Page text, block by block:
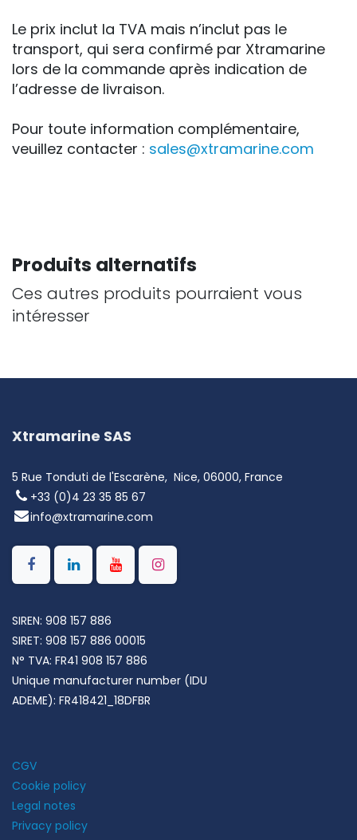
Le prix inclut la TVA mais n’inclut pas le
transport, qui sera confirmé par Xtramarine
lors de la commande après indication de
l’adresse de livraison.
Pour toute information complémentaire,
veuillez contacter : sales@xtramarine.com
Produits alternatifs
Ces autres produits pourraient vous
intéresser
Xtramarine SAS
5 Rue Tonduti de l'Escarène, Nice, 06000, France
+33 (0)4 23 35 85 67
info@xtramarine.com
SIREN: 908 157 886
SIRET: 908 157 886 00015
N° TVA: FR41 908 157 886
Unique manufacturer number (IDU
ADEME): FR418421_18DFBR
CGV
Cookie policy
Legal notes
Privacy policy